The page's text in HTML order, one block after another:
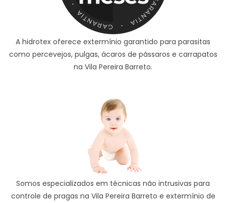
A hidrotex oferece extermínio garantido para parasitas
como percevejos, pulgas, ácaros de pássaros e carrapatos
na Vila Pereira Barreto.
Somos especializados em técnicas não intrusivas para
controle de pragas na Vila Pereira Barreto e extermínio de